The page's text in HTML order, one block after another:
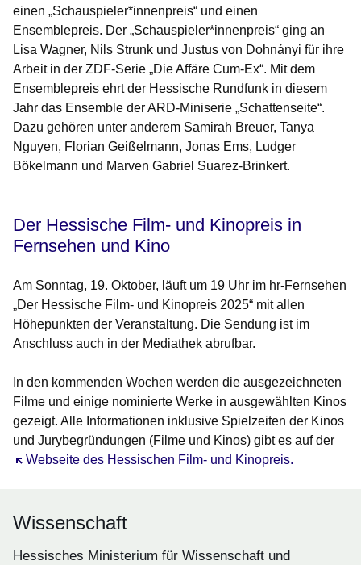
einen „Schauspieler*innenpreis“ und einen
Ensemblepreis. Der „Schauspieler*innenpreis“ ging an
Lisa Wagner, Nils Strunk und Justus von Dohnányi für ihre
Arbeit in der ZDF-Serie „Die Affäre Cum-Ex“. Mit dem
Ensemblepreis ehrt der Hessische Rundfunk in diesem
Jahr das Ensemble der ARD-Miniserie „Schattenseite“.
Dazu gehören unter anderem Samirah Breuer, Tanya
Nguyen, Florian Geißelmann, Jonas Ems, Ludger
Bökelmann und Marven Gabriel Suarez-Brinkert.
Der Hessische Film- und Kinopreis in
Fernsehen und Kino
Am Sonntag, 19. Oktober, läuft um 19 Uhr im hr-Fernsehen
„Der Hessische Film- und Kinopreis 2025“ mit allen
Höhepunkten der Veranstaltung. Die Sendung ist im
Anschluss auch in der Mediathek abrufbar.
In den kommenden Wochen werden die ausgezeichneten
Filme und einige nominierte Werke in ausgewählten Kinos
gezeigt. Alle Informationen inklusive Spielzeiten der Kinos
und Jurybegründungen (Filme und Kinos) gibt es auf der
Webseite des Hessischen Film- und Kinopreis.
Öffnet sich in einem neuen Fenster
Wissenschaft
Hessisches Ministerium für Wissenschaft und